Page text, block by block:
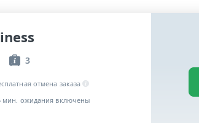
3
отмена заказа
мин. ожидания включены